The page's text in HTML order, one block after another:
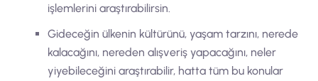
işlemlerini araştırabilirsin.
Gideceğin ülkenin kültürünü, yaşam tarzını, nerede
kalacağını, nereden alışveriş yapacağını, neler
yiyebileceğini araştırabilir, hatta tüm bu konular